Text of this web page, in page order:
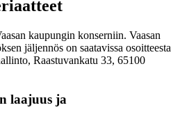
kaupungin konserniin. Vaasan
jäljennös on saatavissa osoitteesta
Raastuvankatu 33, 65100
laajuus ja